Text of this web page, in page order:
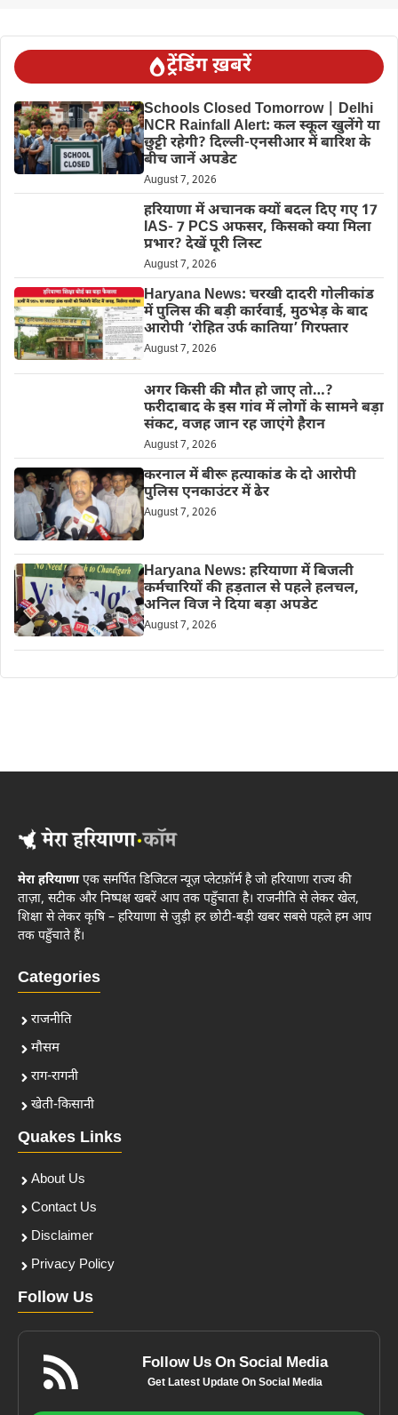
ट्रेंडिंग ख़बरें
Schools Closed Tomorrow | Delhi
NCR Rainfall Alert: कल स्कूल खुलेंगे या
छुट्टी रहेगी? दिल्ली-एनसीआर में बारिश के
बीच जानें अपडेट
August 7, 2026
हरियाणा में अचानक क्यों बदल दिए गए 17
IAS- 7 PCS अफसर, किसको क्या मिला
प्रभार? देखें पूरी लिस्ट
August 7, 2026
Haryana News: चरखी दादरी गोलीकांड
में पुलिस की बड़ी कार्रवाई, मुठभेड़ के बाद
आरोपी ‘रोहित उर्फ कातिया’ गिरफ्तार
August 7, 2026
अगर किसी की मौत हो जाए तो…?
फरीदाबाद के इस गांव में लोगों के सामने बड़ा
संकट, वजह जान रह जाएंगे हैरान
August 7, 2026
करनाल में बीरू हत्याकांड के दो आरोपी
पुलिस एनकाउंटर में ढेर
August 7, 2026
Haryana News: हरियाणा में बिजली
कर्मचारियों की हड़ताल से पहले हलचल,
अनिल विज ने दिया बड़ा अपडेट
August 7, 2026
मेरा हरियाणाएक समर्पित डिजिटल न्यूज़ प्लेटफ़ॉर्म है जो हरियाणा राज्य की
ताज़ा, सटीक और निष्पक्ष खबरें आप तक पहुँचाता है। राजनीति से लेकर खेल,
शिक्षा से लेकर कृषि – हरियाणा से जुड़ी हर छोटी-बड़ी खबर सबसे पहले हम आप
तक पहुँचाते हैं।
Categories
राजनीति
मौसम
राग-रागनी
खेती-किसानी
Quakes Links
About Us
Contact Us
Disclaimer
Privacy Policy
Follow Us
Follow Us On Social Media
Get Latest Update On Social Media